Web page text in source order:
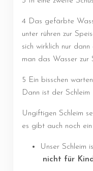
4 Das gefärbte
unter rühren zur
sich wirklich nur dann
man das Wasser zur
5 Ein bisschen
Dann ist der Schleim
Ungiftigen Schleim
es gibt auch noch
Unser Schleim
nicht für